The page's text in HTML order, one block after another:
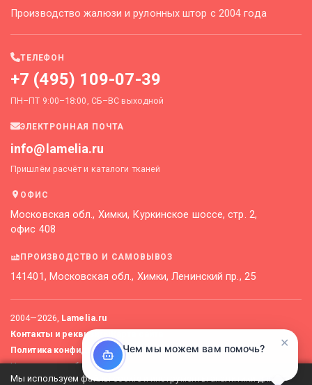
Производство жалюзи и рулонных штор с 2004 года
ТЕЛЕФОН
+7 (495) 109-07-39
ПН–ПТ 9:00–18:00, СБ–ВС выходной
ЭЛЕКТРОННАЯ ПОЧТА
info@lamelia.ru
Пришлём расчёт и каталоги тканей
ОФИС
Московская обл., Химки, Куркинское шоссе, стр. 2,
офис 408
ПРОИЗВОДСТВО И САМОВЫВОЗ
141401, Московская обл., Химки, Ленинский пр., 25
2004—2026, Lamelia.ru
Контакты и реквизиты
Политика конфиденциальности
Не является публичной офертой. Актуальные цены уточняйте
у менеджеров.
Мы используем файлы cookie и инструменты аналитики для
✕
Чем мы можем вам помочь?